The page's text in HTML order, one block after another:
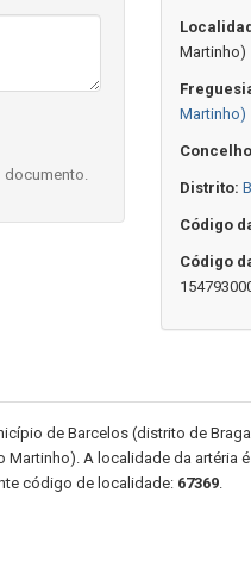
documento.
Martinho)
Martinho)
Distrito:
Código
Código
de Barcelos (distrito de
Martinho). A localidade da artéria
código de localidade: 67369.